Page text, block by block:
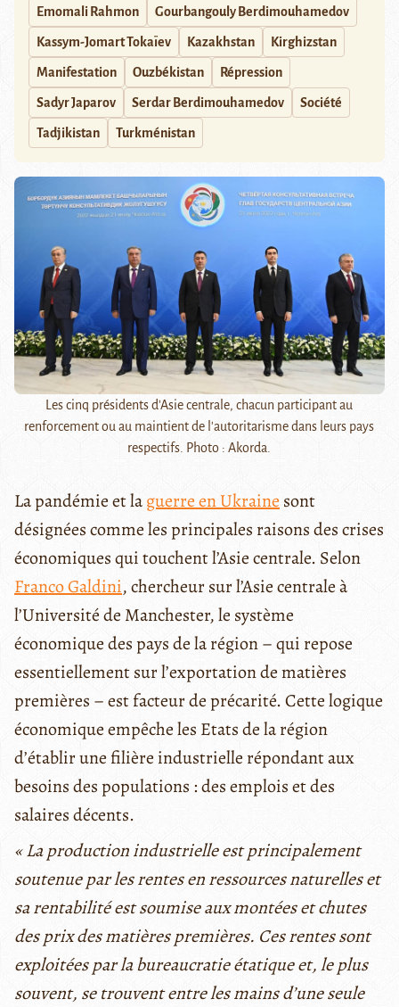
Emomali Rahmon Gourbangouly Berdimouhamedov
Kassym-Jomart Tokaïev Kazakhstan Kirghizstan
Manifestation Ouzbékistan Répression
Sadyr Japarov Serdar Berdimouhamedov Société
Tadjikistan Turkménistan
Les cinq présidents d'Asie centrale, chacun participant au
renforcement ou au maintient de l'autoritarisme dans leurs pays
respectifs. Photo : Akorda.
La pandémie et laguerre en Ukrainesont
désignées comme les principales raisons des crises
économiques qui touchent l’Asie centrale. Selon
Franco Galdini, chercheur sur l’Asie centrale à
l’Université de Manchester, le système
économique des pays de la région – qui repose
essentiellement sur l’exportation de matières
premières – est facteur de précarité. Cette logique
économique empêche les Etats de la région
d’établir une filière industrielle répondant aux
besoins des populations : des emplois et des
salaires décents.
« La production industrielle est principalement
soutenue par les rentes en ressources naturelles et
sa rentabilité est soumise aux montées et chutes
des prix des matières premières. Ces rentes sont
exploitées par la bureaucratie étatique et, le plus
souvent, se trouvent entre les mains d’une seule